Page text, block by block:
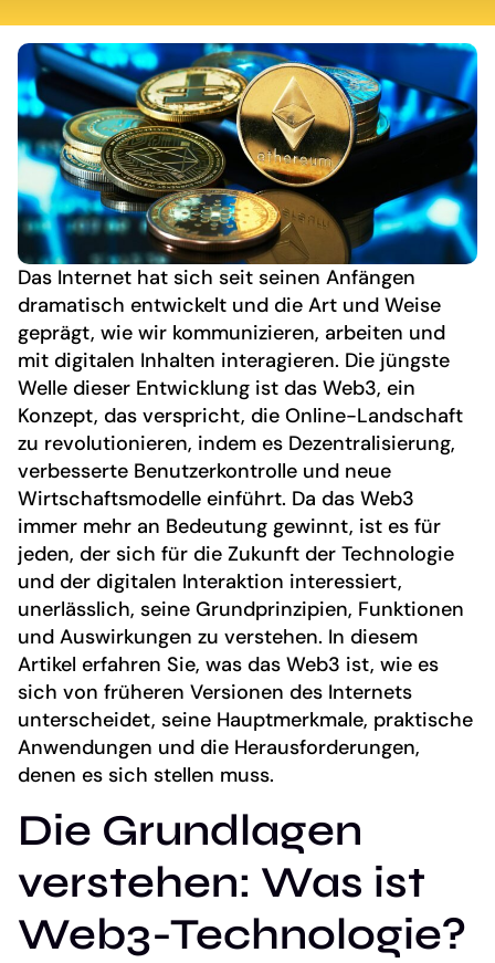
Das Internet hat sich seit seinen Anfängen
dramatisch entwickelt und die Art und Weise
geprägt, wie wir kommunizieren, arbeiten und
mit digitalen Inhalten interagieren. Die jüngste
Welle dieser Entwicklung ist das Web3, ein
Konzept, das verspricht, die Online-Landschaft
zu revolutionieren, indem es Dezentralisierung,
verbesserte Benutzerkontrolle und neue
Wirtschaftsmodelle einführt. Da das Web3
immer mehr an Bedeutung gewinnt, ist es für
jeden, der sich für die Zukunft der Technologie
und der digitalen Interaktion interessiert,
unerlässlich, seine Grundprinzipien, Funktionen
und Auswirkungen zu verstehen. In diesem
Artikel erfahren Sie, was das Web3 ist, wie es
sich von früheren Versionen des Internets
unterscheidet, seine Hauptmerkmale, praktische
Anwendungen und die Herausforderungen,
denen es sich stellen muss.
Die Grundlagen
verstehen: Was ist
Web3-Technologie?